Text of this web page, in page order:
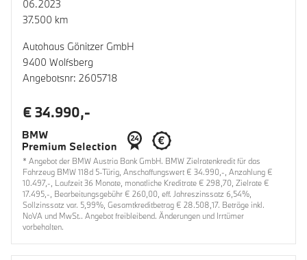
06.2023
37.500 km
Autohaus Gönitzer GmbH
9400 Wolfsberg
Angebotsnr: 2605718
€ 34.990,-
* Angebot der BMW Austria Bank GmbH. BMW Zielratenkredit für das
Fahrzeug BMW 118d 5-Türig, Anschaffungswert € 34.990,-, Anzahlung €
10.497,-, Laufzeit 36 Monate, monatliche Kreditrate € 298,70, Zielrate €
17.495,-, Bearbeitungsgebühr € 260,00, eff. Jahreszinssatz 6,54%,
Sollzinssatz var. 5,99%, Gesamtkreditbetrag € 28.508,17. Beträge inkl.
NoVA und MwSt.. Angebot freibleibend. Änderungen und Irrtümer
vorbehalten.